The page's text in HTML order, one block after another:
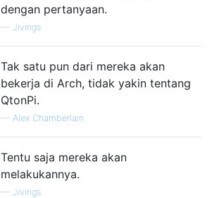
dengan pertanyaan.
— Jivings
Tak satu pun dari mereka akan
bekerja di Arch, tidak yakin tentang
QtonPi.
— Alex Chamberlain
Tentu saja mereka akan
melakukannya.
— Jivings